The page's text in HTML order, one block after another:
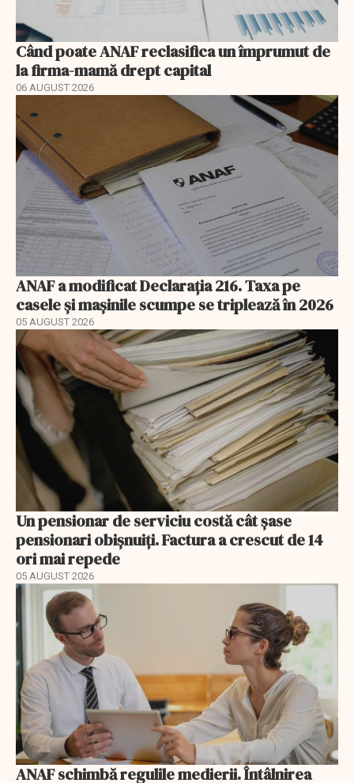
Când poate ANAF reclasifica un împrumut de
la firma-mamă drept capital
06 AUGUST 2026
ANAF a modificat Declarația 216. Taxa pe
casele și mașinile scumpe se triplează în 2026
05 AUGUST 2026
Un pensionar de serviciu costă cât șase
pensionari obișnuiți. Factura a crescut de 14
ori mai repede
05 AUGUST 2026
ANAF schimbă regulile medierii. Întâlnirea